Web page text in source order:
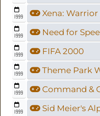
1999 Xena: Warrior
1999 Need for
1999 FIFA 2000
1999 Theme Park
1999 Command &
1999 Sid Meier's